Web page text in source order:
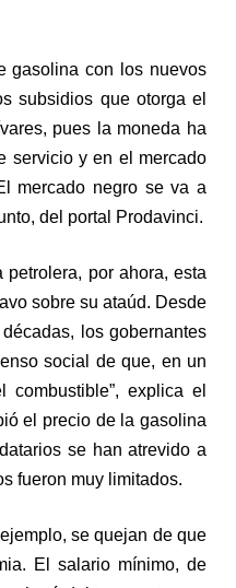
gasolina con los nuevos
subsidios que otorga el
pues la moneda ha
servicio y en el mercado
mercado negro se va a
del portal Prodavinci.
por ahora, esta
sobre su ataúd. Desde
los gobernantes
social de que, en un
explica el
el precio de la gasolina
se han atrevido a
fueron muy limitados.
se quejan de que
El salario mínimo, de